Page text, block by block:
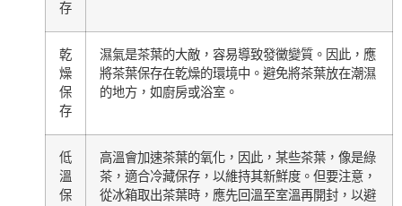
存
乾
燥
保
存
濕氣是茶葉的大敵，容易導致發黴變質。因此，應
將茶葉保存在乾燥的環境中。避免將茶葉放在潮濕
的地方，如廚房或浴室。
低
溫
保
高溫會加速茶葉的氧化，因此，某些茶葉，像是綠
茶，適合冷藏保存，以維持其新鮮度。但要注意，
從冰箱取出茶葉時，應先回溫至室溫再開封，以避